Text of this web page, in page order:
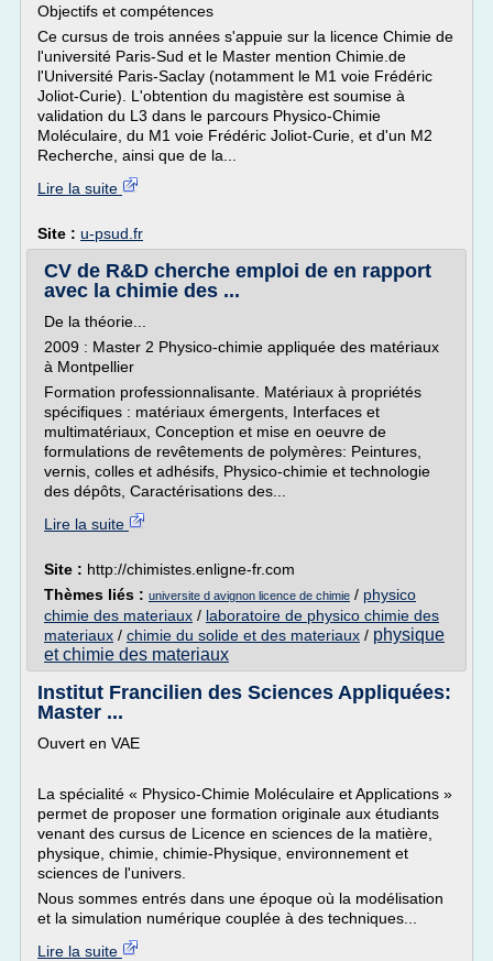
Objectifs et compétences
Ce cursus de trois années s'appuie sur la licence Chimie de
l'université Paris-Sud et le Master mention Chimie.de
l'Université Paris-Saclay (notamment le M1 voie Frédéric
Joliot-Curie). L'obtention du magistère est soumise à
validation du L3 dans le parcours Physico-Chimie
Moléculaire, du M1 voie Frédéric Joliot-Curie, et d'un M2
Recherche, ainsi que de la...
Lire la suite
Site : u-psud.fr
CV de R&D cherche emploi de en rapport
avec la chimie des ...
De la théorie...
2009 : Master 2 Physico-chimie appliquée des matériaux
à Montpellier
Formation professionnalisante. Matériaux à propriétés
spécifiques : matériaux émergents, Interfaces et
multimatériaux, Conception et mise en oeuvre de
formulations de revêtements de polymères: Peintures,
vernis, colles et adhésifs, Physico-chimie et technologie
des dépôts, Caractérisations des...
Lire la suite
Site : http://chimistes.enligne-fr.com
Thèmes liés : universite d avignon licence de chimie / physico
chimie des materiaux / laboratoire de physico chimie des
materiaux / chimie du solide et des materiaux / physique
et chimie des materiaux
Institut Francilien des Sciences Appliquées:
Master ...
Ouvert en VAE
La spécialité « Physico-Chimie Moléculaire et Applications »
permet de proposer une formation originale aux étudiants
venant des cursus de Licence en sciences de la matière,
physique, chimie, chimie-Physique, environnement et
sciences de l'univers.
Nous sommes entrés dans une époque où la modélisation
et la simulation numérique couplée à des techniques...
Lire la suite